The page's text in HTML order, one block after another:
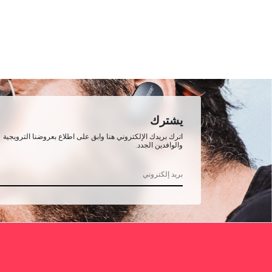
يشترك
اترك بريدك الإلكتروني هنا وابق على اطلاع بعروضنا الترويجية
والوافدين الجدد.